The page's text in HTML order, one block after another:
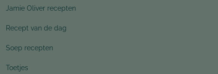
Jamie Oliver recepten
Recept van de dag
Soep recepten
Toetjes